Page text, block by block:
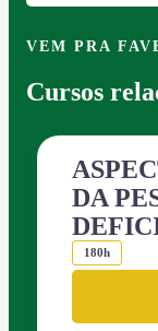
VEM PRA
Cursos
DA
180h